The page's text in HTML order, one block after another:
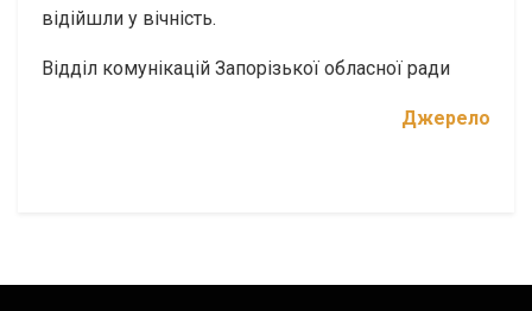
відійшли у вічність.
Відділ комунікацій Запорізької обласної ради
Джерело